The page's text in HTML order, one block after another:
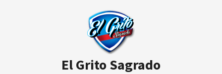
El Grito Sagrado